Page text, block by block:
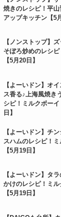
焼きのレシピ！平山
アップキッチン【5
【ノンストップ】
そぼろ炒めのレシ
【5月20日】
【よーいドン】オ
ス香る♪上海風焼き
シピ！ミルクボーイ
日】
【よーいドン】チ
スハムのレシピ！
【5月19日】
【よーいドン】タ
かけのレシピ！ミル
【5月19日】